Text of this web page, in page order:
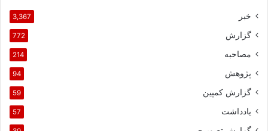
خبر 3,367
گزارش 772
مصاحبه 214
پژوهش 94
گزارش کمپین 59
یادداشت 57